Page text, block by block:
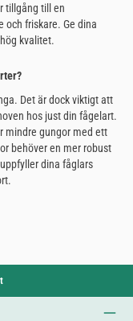
tillgång till en
och friskare. Ge dina
kvalitet.
Det är dock viktigt att
hos just din fågelart.
mindre gungor med ett
behöver en mer robust
dina fåglars